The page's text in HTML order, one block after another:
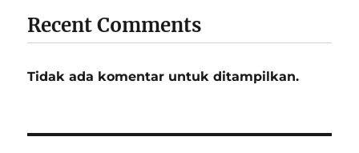
Recent Comments
Tidak ada komentar untuk ditampilkan.